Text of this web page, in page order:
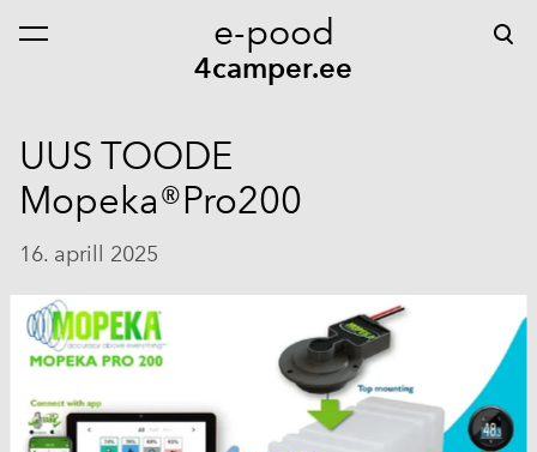
e-pood
4camper.ee
lisati ostukorvi. Vaata ostukorvi
UUS TOODE
Mopeka®Pro200
16. aprill 2025